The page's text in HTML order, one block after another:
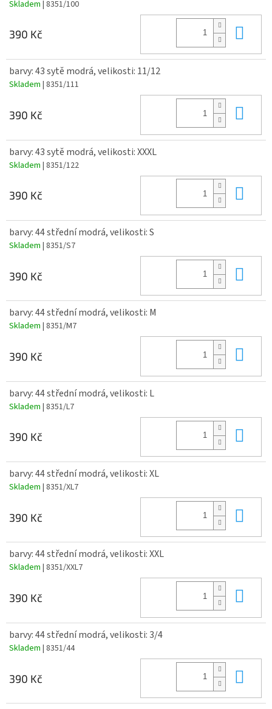
Skladem | 8351/100
390 Kč
barvy: 43 sytě modrá, velikosti: 11/12
Skladem | 8351/111
390 Kč
barvy: 43 sytě modrá, velikosti: XXXL
Skladem | 8351/122
390 Kč
barvy: 44 střední modrá, velikosti: S
Skladem | 8351/S7
390 Kč
barvy: 44 střední modrá, velikosti: M
Skladem | 8351/M7
390 Kč
barvy: 44 střední modrá, velikosti: L
Skladem | 8351/L7
390 Kč
barvy: 44 střední modrá, velikosti: XL
Skladem | 8351/XL7
390 Kč
barvy: 44 střední modrá, velikosti: XXL
Skladem | 8351/XXL7
390 Kč
barvy: 44 střední modrá, velikosti: 3/4
Skladem | 8351/44
390 Kč